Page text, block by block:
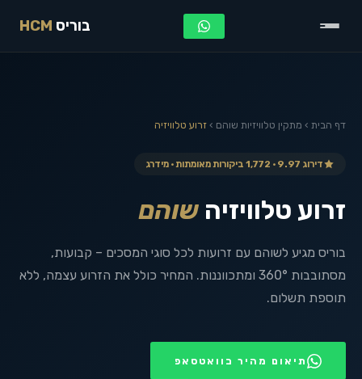
בוריס HCM
דף הבית › מתקין טלוויזיות שוהם › זרוע טלוויזיה
דירוג 9.97 · 1,772 ביקורות מאומתות · מידרג
זרוע טלוויזיה שוהם
בוריס מגיע לשוהם עם זרועות לכל סוגי המסכים – קבועות,
מסתובבות 360° ומתכווננות. המחיר כולל את הזרוע עצמה, ללא
תוספת תשלום.
תיאום מהיר בוואטסאפ